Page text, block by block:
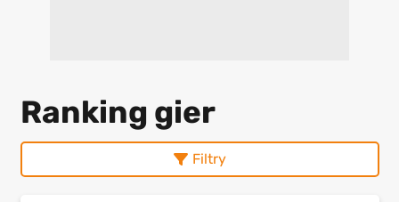
Ranking gier
Filtry